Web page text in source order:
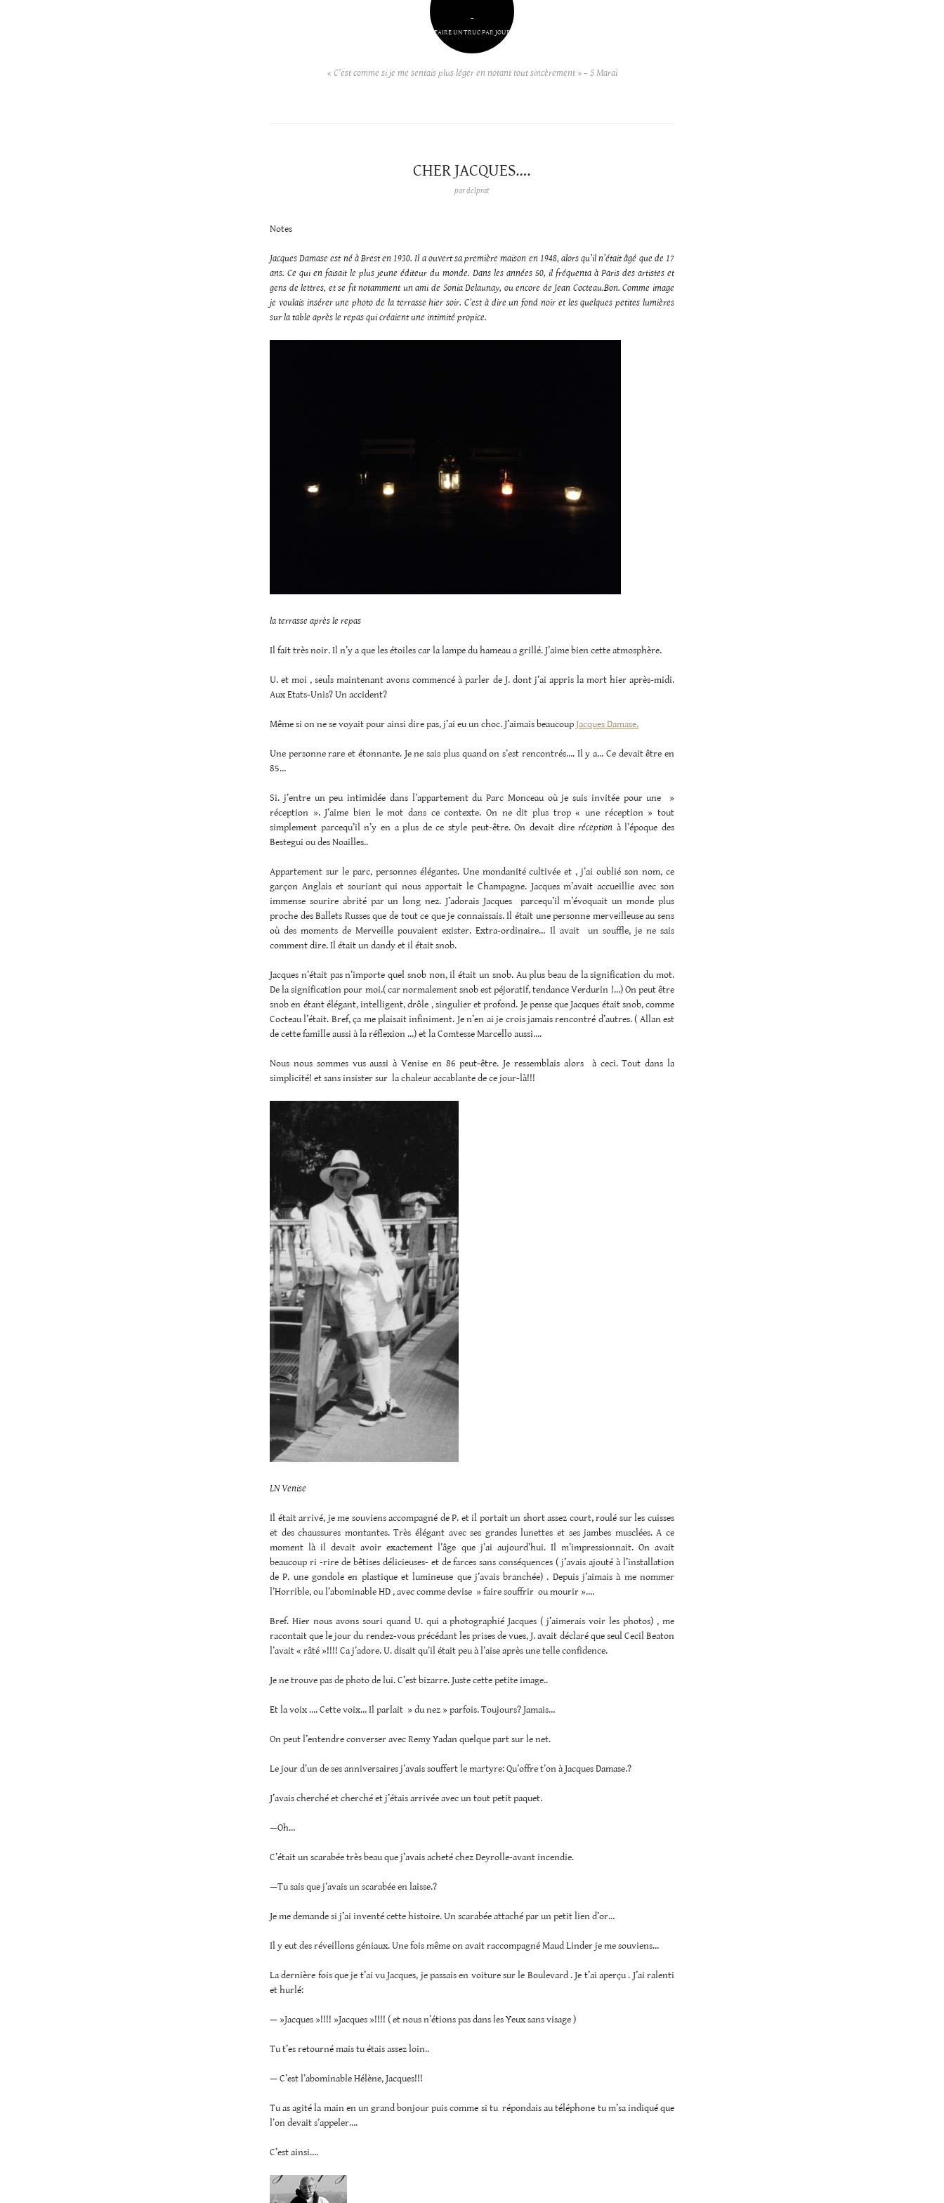
–
FAIRE UN TRUC PAR JOUR
« C’est comme si je me sentais plus léger en notant tout sincèrement » – S Maraï
CHER JACQUES….
pardelprat
Notes
Jacques Damase est né à Brest en 1930. Il a ouvert sa première maison en 1948, alors qu’il n’était âgé que de 17
ans. Ce qui en faisait le plus jeune éditeur du monde. Dans les années 50, il fréquenta à Paris des artistes et
gens de lettres, et se fit notamment un ami de Sonia Delaunay, ou encore de Jean Cocteau.Bon. Comme image
je voulais insérer une photo de la terrasse hier soir. C’est à dire un fond noir et les quelques petites lumières
sur la table après le repas qui créaient une intimité propice.
la terrasse après le repas
Il fait très noir. Il n’y a que les étoiles car la lampe du hameau a grillé. J’aime bien cette atmosphère.
U. et moi , seuls maintenant avons commencé à parler de J. dont j’ai appris la mort hier après-midi.
Aux Etats-Unis? Un accident?
Même si on ne se voyait pour ainsi dire pas, j’ai eu un choc. J’aimais beaucoupJacques Damase.
Une personne rare et étonnante. Je ne sais plus quand on s’est rencontrés…. Il y a… Ce devait être en
85…
Si. j’entre un peu intimidée dans l’appartement du Parc Monceau où je suis invitée pour une »
réception ». J’aime bien le mot dans ce contexte. On ne dit plus trop « une réception » tout
simplement parcequ’il n’y en a plus de ce style peut-être. On devait direréception à l’époque des
Bestegui ou des Noailles..
Appartement sur le parc, personnes élégantes. Une mondanité cultivée et , j’ai oublié son nom, ce
garçon Anglais et souriant qui nous apportait le Champagne. Jacques m’avait accueillie avec son
immense sourire abrité par un long nez. J’adorais Jacques parcequ’il m’évoquait un monde plus
proche des Ballets Russes que de tout ce que je connaissais. Il était une personne merveilleuse au sens
où des moments de Merveille pouvaient exister. Extra-ordinaire… Il avait un souffle, je ne sais
comment dire. Il était un dandy et il était snob.
Jacques n’était pas n’importe quel snob non, il était un snob. Au plus beau de la signification du mot.
De la signification pour moi.( car normalement snob est péjoratif, tendance Verdurin !…) On peut être
snob en étant élégant, intelligent, drôle , singulier et profond. Je pense que Jacques était snob, comme
Cocteau l’était. Bref, ça me plaisait infiniment. Je n’en ai je crois jamais rencontré d’autres. ( Allan est
de cette famille aussi à la réflexion …) et la Comtesse Marcello aussi….
Nous nous sommes vus aussi à Venise en 86 peut-être. Je ressemblais alors à ceci. Tout dans la
simplicité! et sans insister sur la chaleur accablante de ce jour-là!!!
LN Venise
Il était arrivé, je me souviens accompagné de P. et il portait un short assez court, roulé sur les cuisses
et des chaussures montantes. Très élégant avec ses grandes lunettes et ses jambes musclées. A ce
moment là il devait avoir exactement l’âge que j’ai aujourd’hui. Il m’impressionnait. On avait
beaucoup ri -rire de bêtises délicieuses- et de farces sans conséquences ( j’avais ajouté à l’installation
de P. une gondole en plastique et lumineuse que j’avais branchée) . Depuis j’aimais à me nommer
l’Horrible, ou l’abominable HD , avec comme devise » faire souffrir ou mourir »….
Bref. Hier nous avons souri quand U. qui a photographié Jacques ( j’aimerais voir les photos) , me
racontait que le jour du rendez-vous précédant les prises de vues, J. avait déclaré que seul Cecil Beaton
l’avait « râté »!!!! Ca j’adore. U. disait qu’il était peu à l’aise après une telle confidence.
Je ne trouve pas de photo de lui. C’est bizarre. Juste cette petite image..
Et la voix …. Cette voix… Il parlait » du nez » parfois. Toujours? Jamais…
On peut l’entendre converser avec Remy Yadan quelque part sur le net.
Le jour d’un de ses anniversaires j’avais souffert le martyre: Qu’offre t’on à Jacques Damase.?
J’avais cherché et cherché et j’étais arrivée avec un tout petit paquet.
—Oh…
C’était un scarabée très beau que j’avais acheté chez Deyrolle-avant incendie.
—Tu sais que j’avais un scarabée en laisse.?
Je me demande si j’ai inventé cette histoire. Un scarabée attaché par un petit lien d’or…
Il y eut des réveillons géniaux. Une fois même on avait raccompagné Maud Linder je me souviens…
La dernière fois que je t’ai vu Jacques, je passais en voiture sur le Boulevard . Je t’ai aperçu . J’ai ralenti
et hurlé:
— »Jacques »!!!! »Jacques »!!!! ( et nous n’étions pas dans les Yeux sans visage )
Tu t’es retourné mais tu étais assez loin..
— C’est l’abominable Hélène, Jacques!!!
Tu as agité la main en un grand bonjour puis comme si tu répondais au téléphone tu m’sa indiqué que
l’on devait s’appeler….
C’est ainsi….